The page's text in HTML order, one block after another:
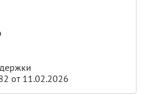
от 11.02.2026